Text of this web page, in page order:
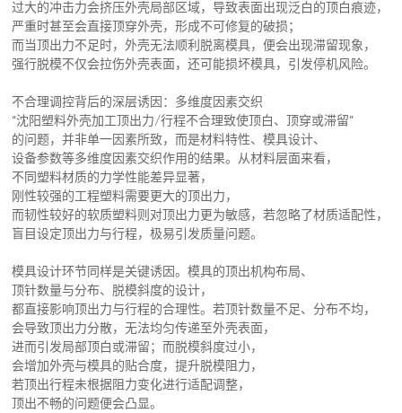
过大的冲击力会挤压外壳局部区域，导致表面出现泛白的顶白痕迹，
严重时甚至会直接顶穿外壳，形成不可修复的破损；
而当顶出力不足时，外壳无法顺利脱离模具，便会出现滞留现象，
强行脱模不仅会拉伤外壳表面，还可能损坏模具，引发停机风险。
不合理调控背后的深层诱因：多维度因素交织
“沈阳塑料外壳加工顶出力/行程不合理致使顶白、顶穿或滞留”
的问题，并非单一因素所致，而是材料特性、模具设计、
设备参数等多维度因素交织作用的结果。从材料层面来看，
不同塑料材质的力学性能差异显著，
刚性较强的工程塑料需要更大的顶出力，
而韧性较好的软质塑料则对顶出力更为敏感，若忽略了材质适配性，
盲目设定顶出力与行程，极易引发质量问题。
模具设计环节同样是关键诱因。模具的顶出机构布局、
顶针数量与分布、脱模斜度的设计，
都直接影响顶出力与行程的合理性。若顶针数量不足、分布不均，
会导致顶出力分散，无法均匀传递至外壳表面，
进而引发局部顶白或滞留；而脱模斜度过小，
会增加外壳与模具的贴合度，提升脱模阻力，
若顶出行程未根据阻力变化进行适配调整，
顶出不畅的问题便会凸显。